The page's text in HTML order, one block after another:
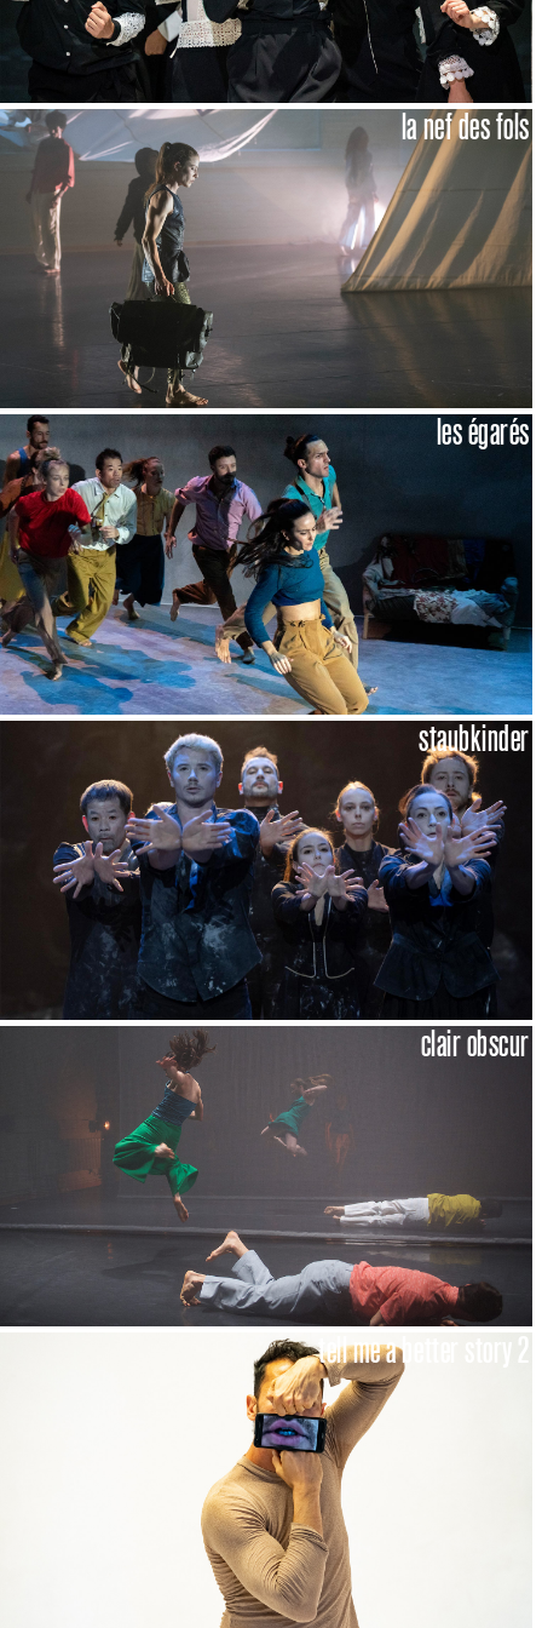
la nef des fols
les égarés
staubkinder
clair obscur
tell me a better story 2